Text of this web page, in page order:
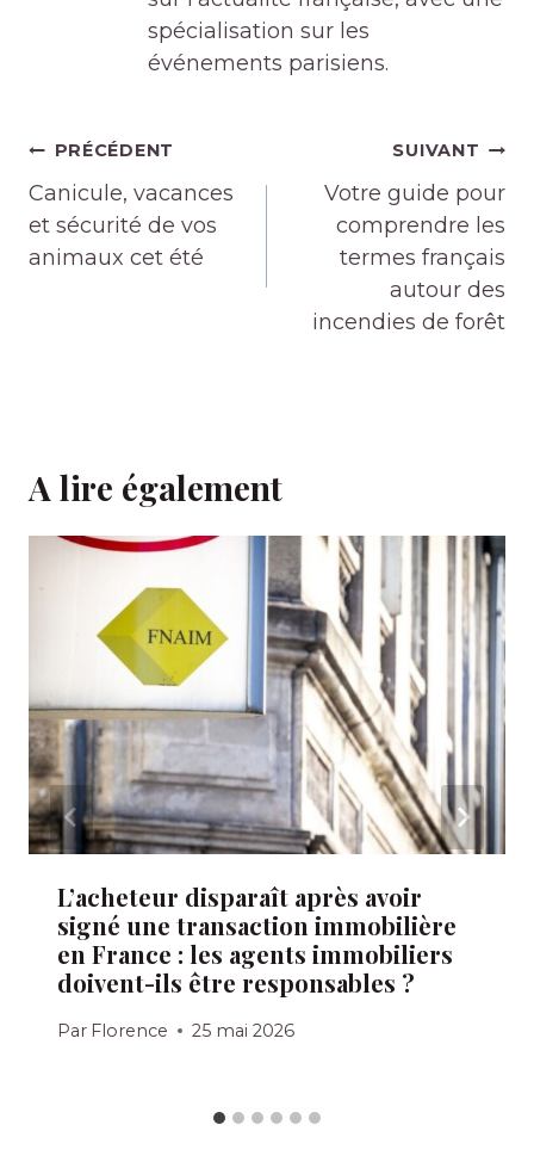
spécialisation sur les
événements parisiens.
Navigation
de
l’article
PRÉCÉDENT
Canicule, vacances
et sécurité de vos
animaux cet été
SUIVANT
Votre guide pour
comprendre les
termes français
autour des
incendies de forêt
A lire également
L’acheteur disparaît après avoir
signé une transaction immobilière
en France : les agents immobiliers
doivent-ils être responsables ?
Par Florence 25 mai 2026